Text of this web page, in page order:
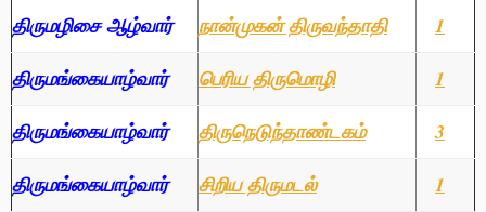
திருமழிசை ஆழ்வார்
நான்முகன் திருவந்தாதி
1
திருமங்கையாழ்வார்
பெரிய திருமொழி
1
திருமங்கையாழ்வார்
திருநெடுந்தாண்டகம்
3
திருமங்கையாழ்வார்
சிறிய திருமடல்
1